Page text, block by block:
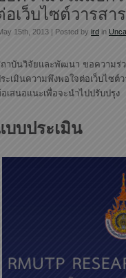
อเว็บไซต์วารสา
ทร.พระนคร
15th, 2013 | Posted by ird in
าบันวิจัยและพัฒนา ขอความร่
ะเมินความพึงพอใจต่อเว็บไซ
เสนอแนะเพื่อจะนำไปปรับปรุ
บบประเมิน